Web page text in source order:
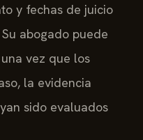
y fechas de juicio
abogado puede
vez que los
la evidencia
sido evaluados